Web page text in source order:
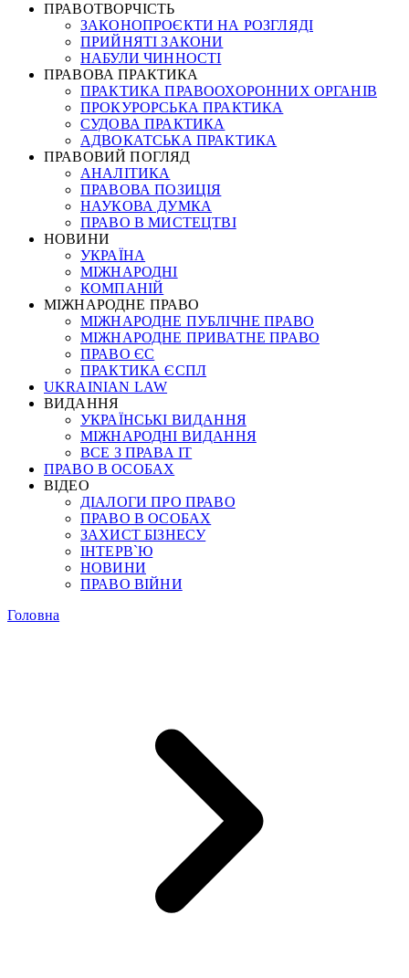
ПРАВОТВОРЧІСТЬ
ЗАКОНОПРОЄКТИ НА РОЗГЛЯДІ
ПРИЙНЯТІ ЗАКОНИ
НАБУЛИ ЧИННОСТІ
ПРАВОВА ПРАКТИКА
ПРАКТИКА ПРАВООХОРОННИХ ОРГАНІВ
ПРОКУРОРСЬКА ПРАКТИКА
СУДОВА ПРАКТИКА
АДВОКАТСЬКА ПРАКТИКА
ПРАВОВИЙ ПОГЛЯД
АНАЛІТИКА
ПРАВОВА ПОЗИЦІЯ
НАУКОВА ДУМКА
ПРАВО В МИСТЕЦТВІ
НОВИНИ
УКРАЇНА
МІЖНАРОДНІ
КОМПАНІЙ
МІЖНАРОДНЕ ПРАВО
МІЖНАРОДНЕ ПУБЛІЧНЕ ПРАВО
МІЖНАРОДНЕ ПРИВАТНЕ ПРАВО
ПРАВО ЄС
ПРАКТИКА ЄСПЛ
UKRAINIAN LAW
ВИДАННЯ
УКРАЇНСЬКІ ВИДАННЯ
МІЖНАРОДНІ ВИДАННЯ
ВСЕ З ПРАВА ІТ
ПРАВО В ОСОБАХ
ВІДЕО
ДІАЛОГИ ПРО ПРАВО
ПРАВО В ОСОБАХ
ЗАХИСТ БІЗНЕСУ
ІНТЕРВ`Ю
НОВИНИ
ПРАВО ВІЙНИ
Головна